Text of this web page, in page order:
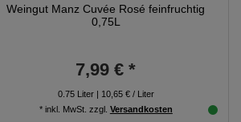
Weingut Manz Cuvée Rosé feinfruchtig
0,75L
7,99 € *
0.75Liter| 10,65 € / Liter
* inkl. MwSt. zzgl. Versandkosten